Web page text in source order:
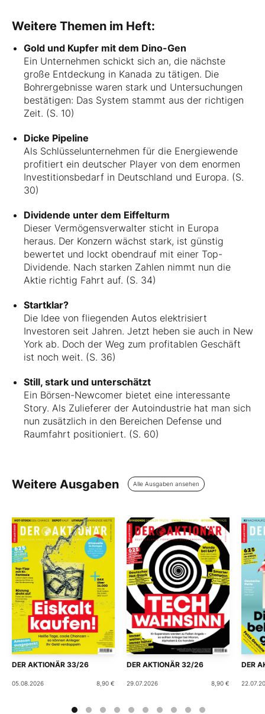
Weitere Themen im Heft:
Gold und Kupfer mit dem Dino-Gen
Ein Unternehmen schickt sich an, die nächste
große Entdeckung in Kanada zu tätigen. Die
Bohrergebnisse waren stark und Untersuchungen
bestätigen: Das System stammt aus der richtigen
Zeit. (S. 10)
Dicke Pipeline
Als Schlüsselunternehmen für die Energiewende
profitiert ein deutscher Player von dem enormen
Investitionsbedarf in Deutschland und Europa. (S.
30)
Dividende unter dem Eiffelturm
Dieser Vermögensverwalter sticht in Europa
heraus. Der Konzern wächst stark, ist günstig
bewertet und lockt obendrauf mit einer Top-
Dividende. Nach starken Zahlen nimmt nun die
Aktie richtig Fahrt auf. (S. 34)
Startklar?
Die Idee von fliegenden Autos elektrisiert
Investoren seit Jahren. Jetzt heben sie auch in New
York ab. Doch der Weg zum profitablen Geschäft
ist noch weit. (S. 36)
Still, stark und unterschätzt
Ein Börsen-Newcomer bietet eine interessante
Story. Als Zulieferer der Autoindustrie hat man sich
nun zusätzlich in den Bereichen Defense und
Raumfahrt positioniert. (S. 60)
Weitere Ausgaben Alle Ausgaben ansehen
DER AKTIONÄR 33/26
05.08.2026 8,90 €
DER AKTIONÄR 32/26
29.07.2026 8,90 €
DER